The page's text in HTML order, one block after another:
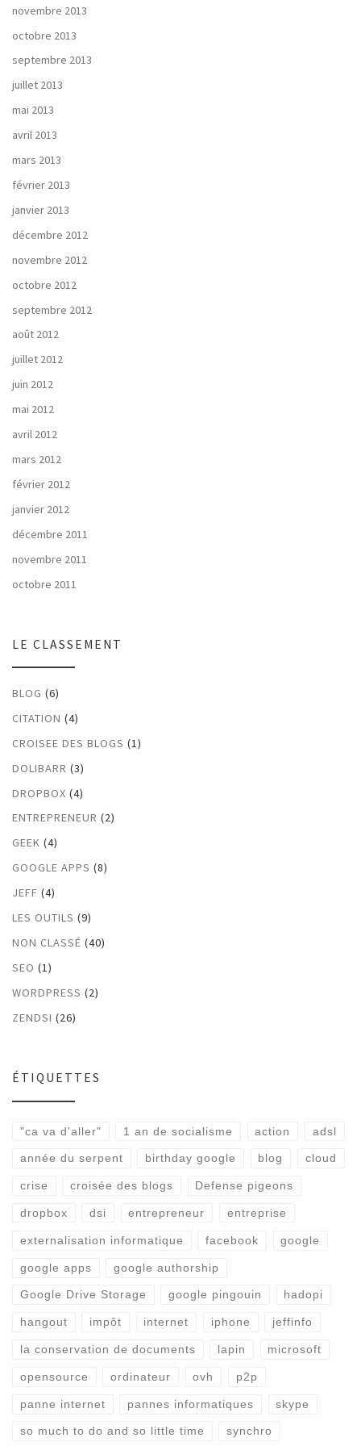
novembre 2013
octobre 2013
septembre 2013
juillet 2013
mai 2013
avril 2013
mars 2013
février 2013
janvier 2013
décembre 2012
novembre 2012
octobre 2012
septembre 2012
août 2012
juillet 2012
juin 2012
mai 2012
avril 2012
mars 2012
février 2012
janvier 2012
décembre 2011
novembre 2011
octobre 2011
LE CLASSEMENT
BLOG (6)
CITATION (4)
CROISEE DES BLOGS (1)
DOLIBARR (3)
DROPBOX (4)
ENTREPRENEUR (2)
GEEK (4)
GOOGLE APPS (8)
JEFF (4)
LES OUTILS (9)
NON CLASSÉ (40)
SEO (1)
WORDPRESS (2)
ZENDSI (26)
ÉTIQUETTES
"ca va d'aller" 1 an de socialisme action adsl
année du serpent birthday google blog cloud
crise croisée des blogs Defense pigeons
dropbox dsi entrepreneur entreprise
externalisation informatique facebook google
google apps google authorship
Google Drive Storage google pingouin hadopi
hangout impôt internet iphone jeffinfo
la conservation de documents lapin microsoft
opensource ordinateur ovh p2p
panne internet pannes informatiques skype
so much to do and so little time synchro